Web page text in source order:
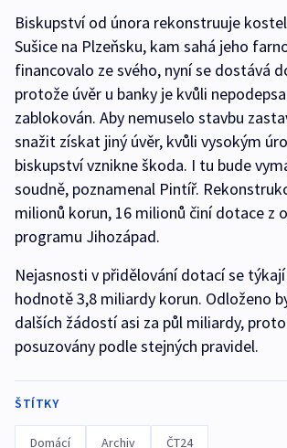
Biskupství od února rekonstruuje
Sušice na Plzeňsku, kam sahá jeho
financovalo ze svého, nyní se dostává
protože úvěr u banky je kvůli
zablokován. Aby nemuselo stavbu
snažit získat jiný úvěr, kvůli vysokým
biskupství vznikne škoda. I tu bude
soudně, poznamenal Pintíř.
milionů korun, 16 milionů činí dotace z
programu Jihozápad.
Nejasnosti v přidělování dotací se
hodnotě 3,8 miliardy korun. Odloženo
dalších žádostí asi za půl miliardy,
posuzovány podle stejných pravidel.
ŠTÍTKY
Domácí Archiv ČT24